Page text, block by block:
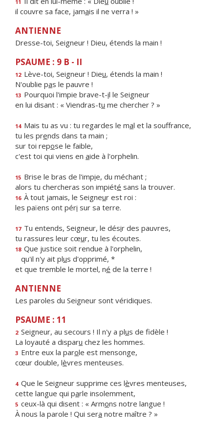
11
il couvre sa face, jamais il ne verra ! »
ANTIENNE
Dresse-toi, Seigneur ! Dieu, étends la main !
PSAUME : 9 B - II
12 Lève-toi, Seigneur ! Dieu, étends la main !
N'oublie pas le pauvre !
13 Pourquoi l'impie brave-t-il le Seigneur
en lui disant : « Viendras-tu me chercher ? »
14 Mais tu as vu : tu regardes le mal et la souffrance,
tu les prends dans ta main ;
sur toi repose le faible,
c'est toi qui viens en aide à l'orphelin.
15 Brise le bras de l'impie, du méchant ;
alors tu chercheras son impiété sans la trouver.
16 À tout jamais, le Seigneur est roi :
les païens ont péri sur sa terre.
17 Tu entends, Seigneur, le désir des pauvres,
tu rassures leur cœur, tu les écoutes.
18 Que justice soit rendue à l'orphelin,
qu'il n'y ait plus d'opprimé, *
et que tremble le mortel, né de la terre !
ANTIENNE
Les paroles du Seigneur sont véridiques.
PSAUME : 11
2 Seigneur, au secours ! Il n'y a plus de fidèle !
La loyauté a disparu chez les hommes.
3 Entre eux la parole est mensonge,
cœur double, lèvres menteuses.
4 Que le Seigneur supprime ces lèvres menteuses,
cette langue qui parle insolemment,
5 ceux-là qui disent : « Armons notre langue !
À nous la parole ! Qui sera notre maître ? »